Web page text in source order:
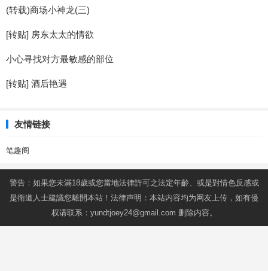
(转载)商场小神龙(三)
[转贴] 房东太太的情欲
小心寻找对方最敏感的部位
[转贴] 酒后艳遇
友情链接
笔趣阁
警告：如果您未滿18歲或您當地法律許可之法定年齡、或是對情色反感或
是衛道人士建議您離開本站！法律声明：本站内容均为网友上传，如有侵
权请联系： yundtjoey24@gmail.com 删除内容。